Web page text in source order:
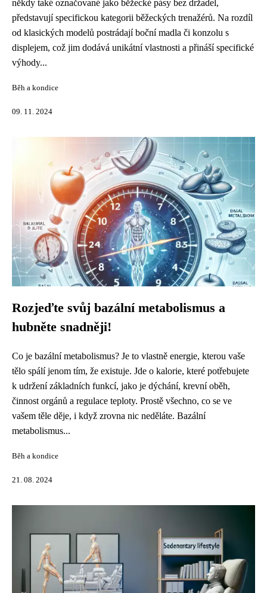
někdy také označované jako běžecké pásy bez držadel,
představují specifickou kategorii běžeckých trenažérů. Na rozdíl
od klasických modelů postrádají boční madla či konzolu s
displejem, což jim dodává unikátní vlastnosti a přináší specifické
výhody...
Běh a kondice
09. 11. 2024
Rozjeďte svůj bazální metabolismus a
hubněte snadněji!
Co je bazální metabolismus? Je to vlastně energie, kterou vaše
tělo spálí jenom tím, že existuje. Jde o kalorie, které potřebujete
k udržení základních funkcí, jako je dýchání, krevní oběh,
činnost orgánů a regulace teploty. Prostě všechno, co se ve
vašem těle děje, i když zrovna nic neděláte. Bazální
metabolismus...
Běh a kondice
21. 08. 2024